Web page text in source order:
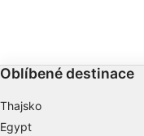
Oblíbené destinace
Thajsko
Egypt